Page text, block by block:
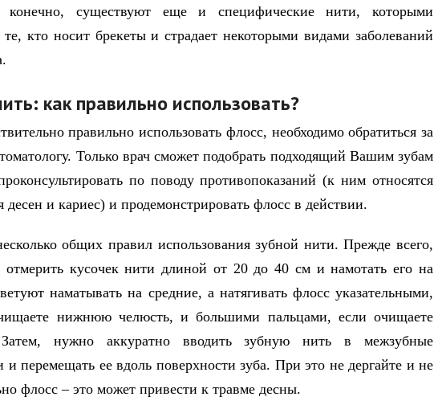
существуют еще и специфические нити, которыми
те, кто носит брекеты и страдает некоторыми видами заболеваний
как правильно использовать?
правильно использовать флосс, необходимо обратиться за
Только врач сможет подобрать подходящий Вашим зубам
по поводу противопоказаний (к ним относятся
десен и кариес) и продемонстрировать флосс в действии.
общих правил использования зубной нити. Прежде всего,
отмерить кусочек нити длиной от 20 до 40 см и намотать его на
наматывать на средние, а натягивать флосс указательными,
нижнюю челюсть, и большими пальцами, если очищаете
нужно аккуратно вводить зубную нить в межзубные
и перемещать ее вдоль поверхности зуба. При это не дергайте и не
флосс – это может привести к травме десны.